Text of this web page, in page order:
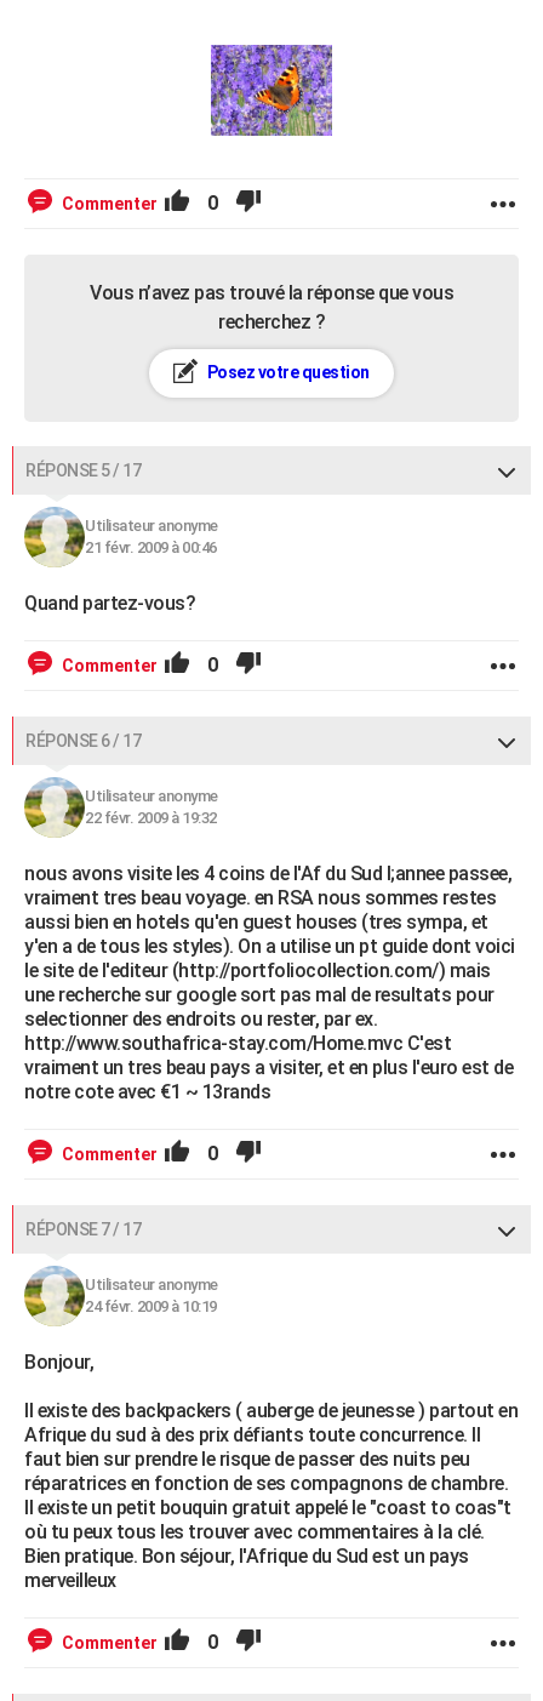
Commenter 0
Vous n’avez pas trouvé la réponse que vous
recherchez ?
Posez votre question
RÉPONSE 5 / 17
Utilisateur anonyme
21 févr. 2009 à 00:46
Quand partez-vous?
Commenter 0
RÉPONSE 6 / 17
Utilisateur anonyme
22 févr. 2009 à 19:32
nous avons visite les 4 coins de l'Af du Sud l;annee passee,
vraiment tres beau voyage. en RSA nous sommes restes
aussi bien en hotels qu'en guest houses (tres sympa, et
y'en a de tous les styles). On a utilise un pt guide dont voici
le site de l'editeur (http://portfoliocollection.com/) mais
une recherche sur google sort pas mal de resultats pour
selectionner des endroits ou rester, par ex.
http://www.southafrica-stay.com/Home.mvc C'est
vraiment un tres beau pays a visiter, et en plus l'euro est de
notre cote avec €1 ~ 13rands
Commenter 0
RÉPONSE 7 / 17
Utilisateur anonyme
24 févr. 2009 à 10:19
Bonjour,
Il existe des backpackers ( auberge de jeunesse ) partout en
Afrique du sud à des prix défiants toute concurrence. Il
faut bien sur prendre le risque de passer des nuits peu
réparatrices en fonction de ses compagnons de chambre.
Il existe un petit bouquin gratuit appelé le "coast to coas"t
où tu peux tous les trouver avec commentaires à la clé.
Bien pratique. Bon séjour, l'Afrique du Sud est un pays
merveilleux
Commenter 0